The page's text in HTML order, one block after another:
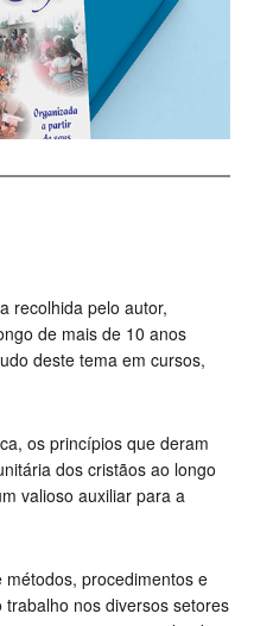
recolhida pelo autor,
de mais de 10 anos
deste tema em cursos,
os princípios que deram
dos cristãos ao longo
valioso auxiliar para a
procedimentos e
nos diversos setores